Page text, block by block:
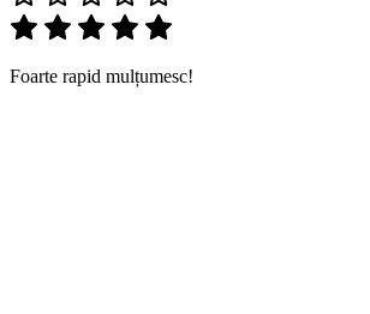
Foarte rapid mulțumesc!